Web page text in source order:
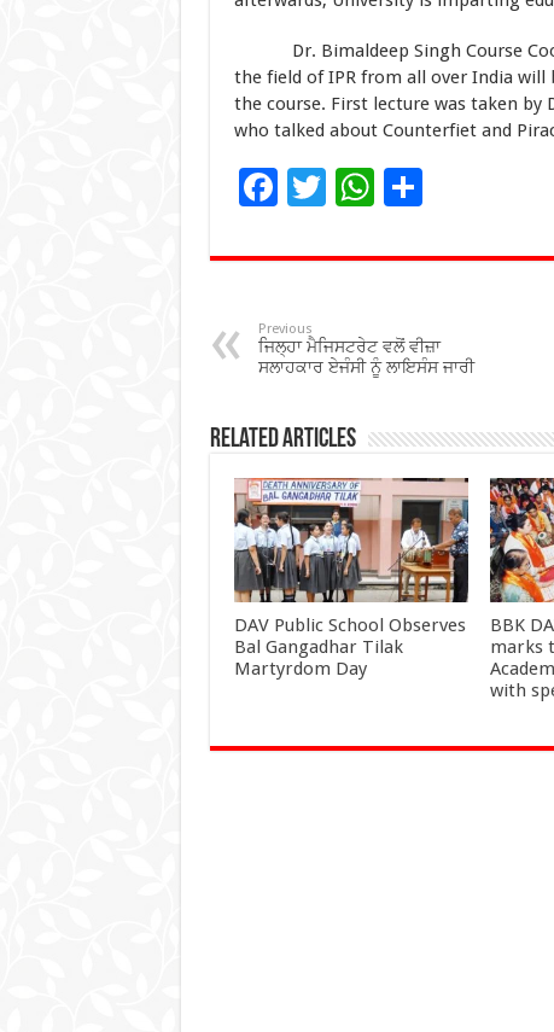
Dr. Bimaldeep Singh Course
the field of IPR from all over India will
the course. First lecture was taken by
who talked about Counterfiet and
F
e
o
o
k
T
tt
W
at
p
p
S
ar
Previous
ਜਿਲ੍ਹਾ ਮੈਜਿਸਟਰੇਟ ਵਲੋਂ ਵੀਜ਼ਾ
ਸਲਾਹਕਾਰ ਏਜੰਸੀ ਨੂੰ ਲਾਇਸੰਸ ਜਾਰੀ
Related Articles
DAV Public School Observes
Bal Gangadhar Tilak
Martyrdom Day
BBK
marks
with